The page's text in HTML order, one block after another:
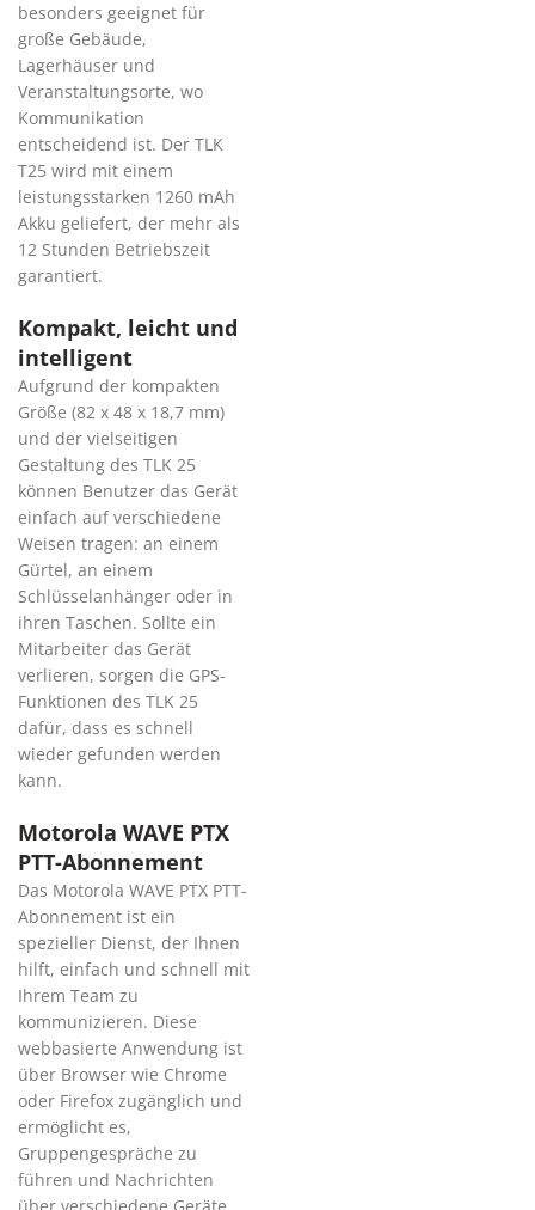
besonders geeignet für
große Gebäude,
Lagerhäuser und
Veranstaltungsorte, wo
Kommunikation
entscheidend ist. Der TLK
T25 wird mit einem
leistungsstarken 1260 mAh
Akku geliefert, der mehr als
12 Stunden Betriebszeit
garantiert.
Kompakt, leicht und
intelligent
Aufgrund der kompakten
Größe (82 x 48 x 18,7 mm)
und der vielseitigen
Gestaltung des TLK 25
können Benutzer das Gerät
einfach auf verschiedene
Weisen tragen: an einem
Gürtel, an einem
Schlüsselanhänger oder in
ihren Taschen. Sollte ein
Mitarbeiter das Gerät
verlieren, sorgen die GPS-
Funktionen des TLK 25
dafür, dass es schnell
wieder gefunden werden
kann.
Motorola WAVE PTX
PTT-Abonnement
Das Motorola WAVE PTX PTT-
Abonnement ist ein
spezieller Dienst, der Ihnen
hilft, einfach und schnell mit
Ihrem Team zu
kommunizieren. Diese
webbasierte Anwendung ist
über Browser wie Chrome
oder Firefox zugänglich und
ermöglicht es,
Gruppengespräche zu
führen und Nachrichten